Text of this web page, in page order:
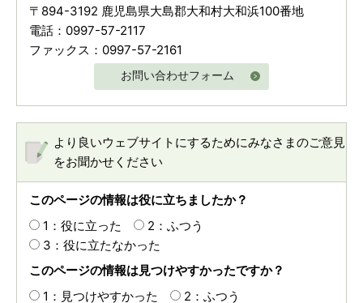
〒894-3192 鹿児島県大島郡大和村大和浜100番地
電話：0997-57-2117
ファックス：0997-57-2161
お問い合わせフォーム
より良いウェブサイトにするためにみなさまのご意見
をお聞かせください
このページの情報は役に立ちましたか？
1：役に立った
2：ふつう
3：役に立たなかった
このページの情報は見つけやすかったですか？
1：見つけやすかった
2：ふつう